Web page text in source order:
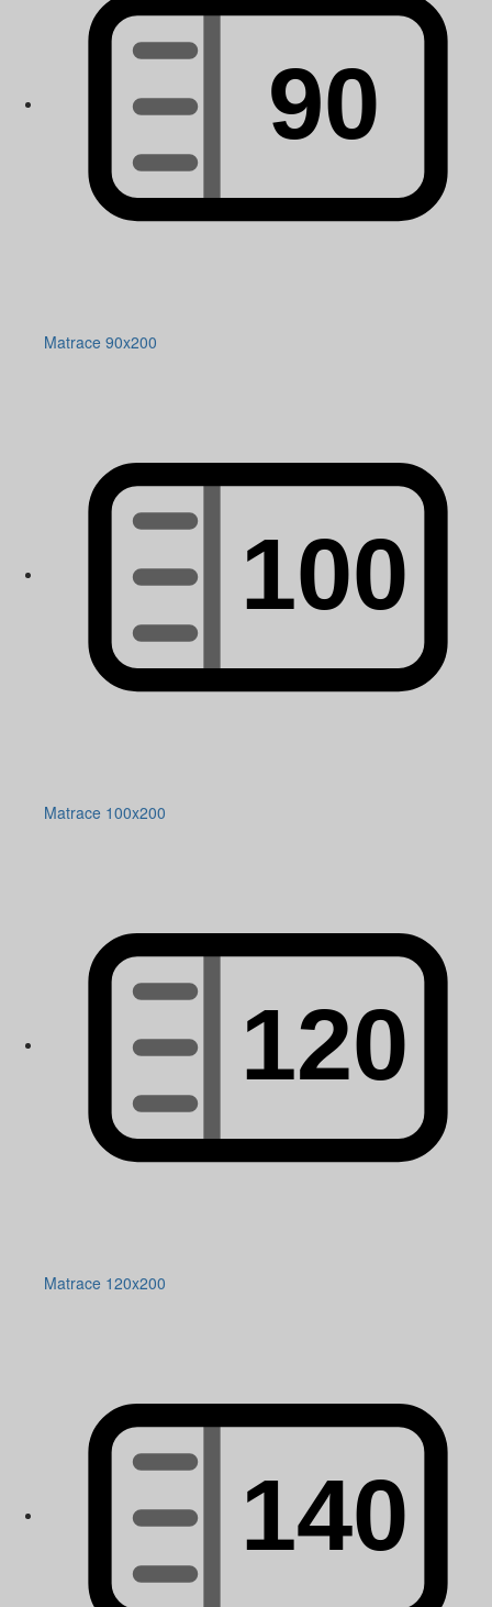
Matrace 90x200
Matrace 100x200
Matrace 120x200